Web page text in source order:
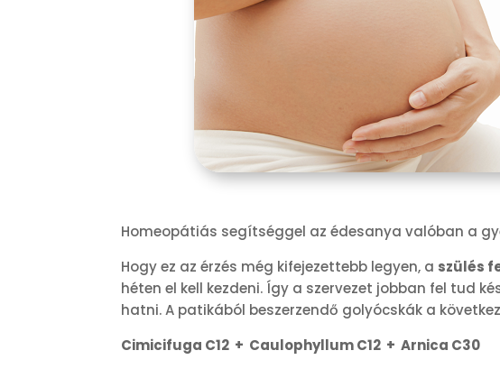
Homeopátiás segítséggel az édesanya valóban a
Hogy ez az érzés még kifejezettebb legyen, a szülés
héten el kell kezdeni. Így a szervezet jobban fel tud
hatni. A patikából beszerzendő golyócskák a
Cimicifuga C12 + Caulophyllum C12 + Arnica C30